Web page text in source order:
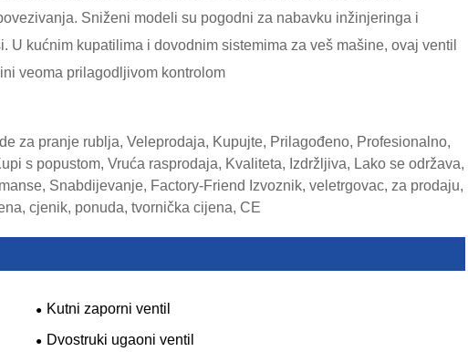
Sniženi modeli su pogodni za nabavku inžinjeringa i
kućnim kupatilima i dovodnim sistemima za veš mašine, ovaj ventil
veoma prilagodljivom kontrolom
za pranje rublja, Veleprodaja, Kupujte, Prilagođeno, Profesionalno,
s popustom, Vruća rasprodaja, Kvaliteta, Izdržljiva, Lako se održava,
Snabdijevanje, Factory-Friend Izvoznik, veletrgovac, za prodaju,
cjenik, ponuda, tvornička cijena, CE
Kutni zaporni ventil
Dvostruki ugaoni ventil